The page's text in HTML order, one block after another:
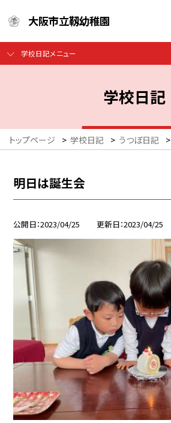
大阪市立靱幼稚園
学校日記メニュー
学校日記
トップページ > 学校日記 > うつぼ日記 >
明日は誕生会
公開日 2023/04/25 更新日 2023/04/25